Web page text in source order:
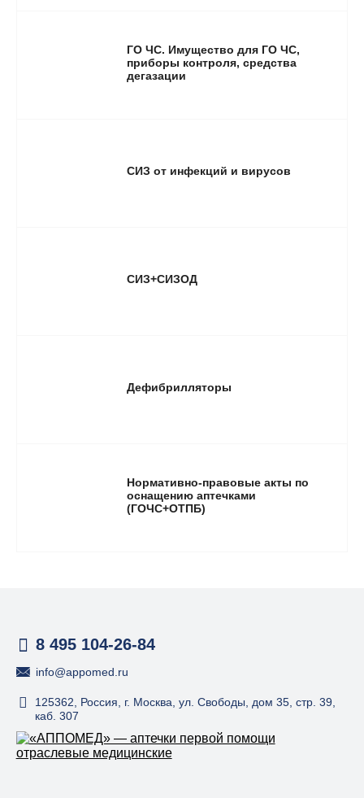
ГО ЧС. Имущество для ГО ЧС,
приборы контроля, средства
дегазации
СИЗ от инфекций и вирусов
СИЗ+СИЗОД
Дефибрилляторы
Нормативно-правовые акты по
оснащению аптечками
(ГОЧС+ОТПБ)
8 495 104-26-84
info@appomed.ru
125362, Россия, г. Москва, ул. Свободы, дом 35, стр. 39,
каб. 307